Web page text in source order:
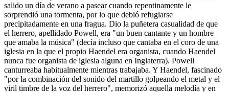
salido un día de verano a pasear cuando repentinamente le
sorprendió una tormenta, por lo que debió refugiarse
precipitadamente en una fragua. Dio la puñetera casualidad de que
el herrero, apellidado Powell, era "un buen cantante y un hombre
que amaba la música" (decía incluso que cantaba en el coro de una
iglesia en la que el propio Haendel era organista, cuando Haendel
nunca fue organista de iglesia alguna en Inglaterra). Powell
canturreaba habitualmente mientras trabajaba. Y Haendel, fascinado
"por la combinación del sonido del martillo golpeando el metal y el
viril timbre de la voz del herrero", memorizó aquella melodía y en